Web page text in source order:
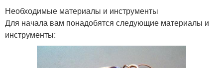
Необходимые материалы и инструменты
Для начала вам понадобятся следующие материалы и
инструменты: